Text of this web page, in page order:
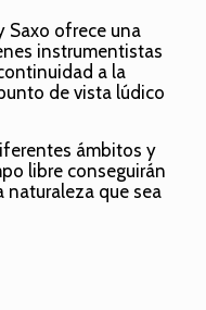
Saxo ofrece una
instrumentistas
a la
de vista lúdico
ámbitos y
libre conseguirán
naturaleza que sea